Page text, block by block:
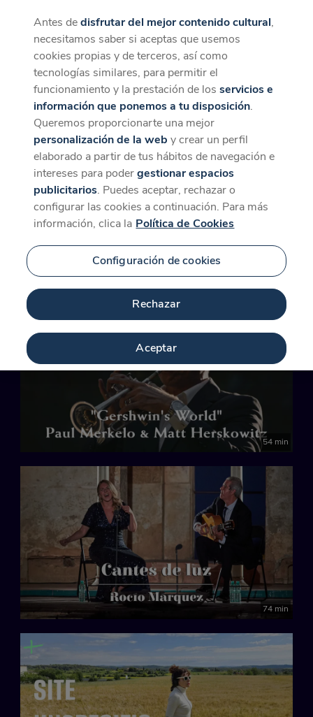
CaixaForum+
La mejor experiencia desde la App
Descargar
Contenido relacionado
para 'Ana Belén'
52 min
54 min
74 min
Antes dedisfrutar del mejor contenido cultural,
necesitamos saber si aceptas que usemos
cookies propias y de terceros, así como
tecnologías similares, para permitir el
funcionamiento y la prestación de losservicios e
información que ponemos a tu disposición.
Queremos proporcionarte una mejor
personalización de la web y crear un perfil
elaborado a partir de tus hábitos de navegación e
intereses para podergestionar espacios
publicitarios. Puedes aceptar, rechazar o
configurar las cookies a continuación. Para más
información, clica la Política de Cookies
Configuración de cookies
Rechazar
Aceptar